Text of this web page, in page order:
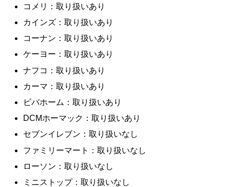
コメリ：取り扱いあり
カインズ：取り扱いあり
コーナン：取り扱いあり
ケーヨー：取り扱いあり
ナフコ：取り扱いあり
カーマ：取り扱いあり
ビバホーム：取り扱いあり
DCMホーマック：取り扱いあり
セブンイレブン：取り扱いなし
ファミリーマート：取り扱いなし
ローソン：取り扱いなし
ミニストップ：取り扱いなし